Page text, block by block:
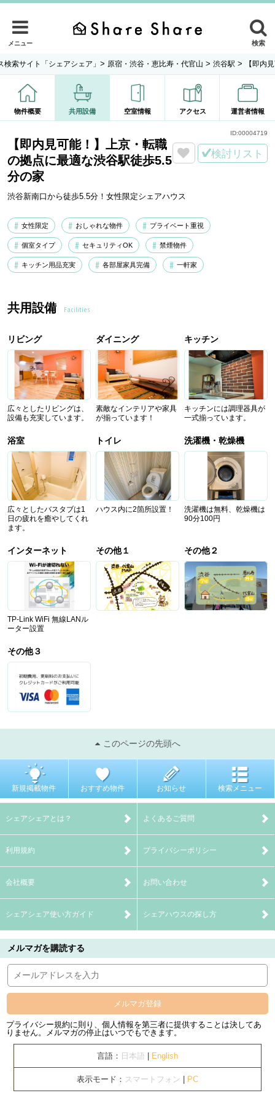
メニュー 検索
検索サイト「シェアシェア」 > 原宿・渋谷・恵比寿・代官山 > 渋谷駅 > 【即内
物件概要 共用設備 空室情報 アクセス 運営者情報
【即内見可能！】上京・転職
の拠点に最適な渋谷駅徒歩5.5
分の家
渋谷新南口から徒歩5.5分！女性限定シェアハウス
検討リスト
女性限定 おしゃれな物件 プライベート重視
個室タイプ セキュリティOK 禁煙物件
キッチン用品充実 各部屋家具完備 一軒家
ID:00004719
共用設備 Facilities
リビング
広々としたリビングは、
設備も充実しています。
ダイニング
素敵なインテリアや家具
が揃っています！
キッチン
キッチンには調理器具が
一式揃っています。
浴室
広々としたバスタブは1
日の疲れを癒やしてくれ
ます。
トイレ
ハウス内に2箇所設置！
洗濯機・乾燥機
洗濯機は無料、乾燥機は
90分100円
インターネット
TP-Link WiFi 無線LANル
ーター設置
その他１ その他２
その他３
このページの先頭へ
新規掲載物件 おすすめ物件 お知らせ 検索メニュー
シェアシェアとは？ よくあるご質問
利用規約 プライバシーポリシー
会社概要 お問い合わせ
シェアシェア使い方ガイド シェアハウスの探し方
メルマガを購読する
メルマガ登録
プライバシー規約に則り、個人情報を第三者に提供することは決してあ
りません。メルマガの停止はいつでもできます。
言語： 日本語 | English
表示モード： スマートフォン | PC